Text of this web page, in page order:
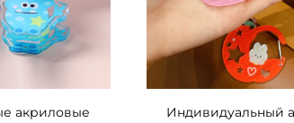
акриловые Индивидуальный